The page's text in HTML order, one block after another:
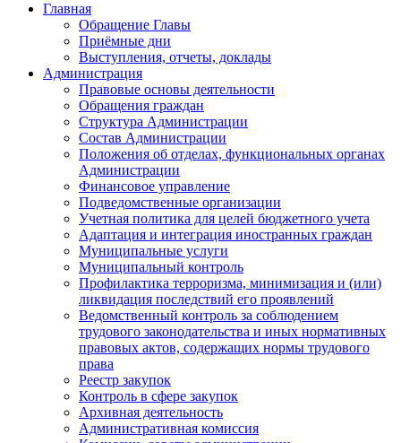
Главная
Обращение Главы
Приёмные дни
Выступления, отчеты, доклады
Администрация
Правовые основы деятельности
Обращения граждан
Структура Администрации
Состав Администрации
Положения об отделах, функциональных органах
Администрации
Финансовое управление
Подведомственные организации
Учетная политика для целей бюджетного учета
Адаптация и интеграция иностранных граждан
Муниципальные услуги
Муниципальный контроль
Профилактика терроризма, минимизация и (или)
ликвидация последствий его проявлений
Ведомственный контроль за соблюдением
трудового законодательства и иных нормативных
правовых актов, содержащих нормы трудового
права
Реестр закупок
Контроль в сфере закупок
Архивная деятельность
Административная комиссия